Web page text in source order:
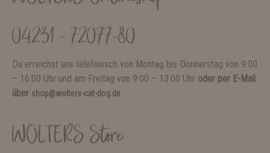
04231 - 72077-80
Du erreichst uns telefonisch von Montag bis Donnerstag von 9:00
– 16:00 Uhr und am Freitag von 9:00 – 13:00 Uhr oder per E-Mail
über shop@wolters-cat-dog.de
WOLTERS Store